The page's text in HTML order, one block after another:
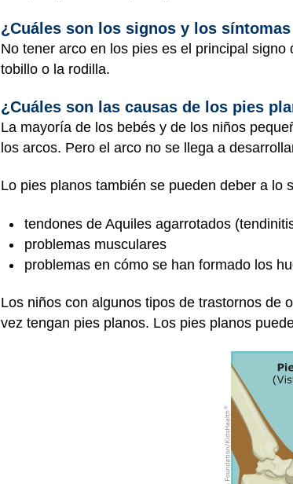
¿Cuáles son los signos y los
No tener arco en los pies es el principal
tobillo o la rodilla.
¿Cuáles son las causas de los pies
La mayoría de los bebés y de los niños
los arcos. Pero el arco no se llega a
Lo pies planos también se pueden deber a lo
tendones de Aquiles agarrotados
problemas musculares
problemas en cómo se han formado los
Los niños con algunos tipos de trastornos de
vez tengan pies planos. Los pies planos